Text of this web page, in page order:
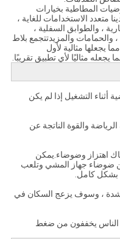
المطاطية بخيارات
متعدد الاستخدامات للغاية ،
، والطوابق السفلية ،
والحمامات والمزيدتتجمع بلاط
يجعلها مثالية لأول
مثاليًا لأي تطبيق تقريبًا.
التشغيل إذا لم يكن
والقوة الناتجة عن
اهتزاز وضوضاء.يمكن
ضوضاء جهاز المشي وتلعب
بشكل كامل.
بشدة ، وسوف يزعج السكان في
يخففون من ضغط